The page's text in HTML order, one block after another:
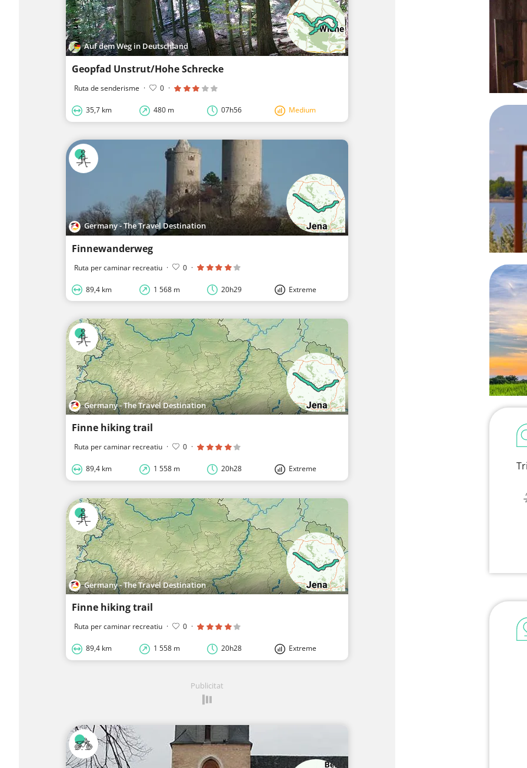
Auf dem Weg in Deutschland
Geopfad Unstrut/Hohe Schrecke
Ruta de senderisme · 0 ·
35,7 km 480 m 07h56 Medium
Germany - The Travel Destination
Finnewanderweg
Ruta per caminar recreatiu · 0 ·
89,4 km 1 568 m 20h29 Extreme
Germany - The Travel Destination
Finne hiking trail
Ruta per caminar recreatiu · 0 ·
89,4 km 1 558 m 20h28 Extreme
Germany - The Travel Destination
Finne hiking trail
Ruta per caminar recreatiu · 0 ·
89,4 km 1 558 m 20h28 Extreme
Publicitat